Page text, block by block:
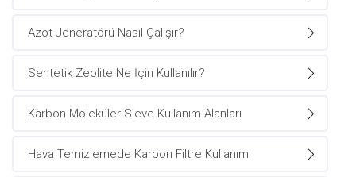
Azot Jeneratörü Nasıl Çalışır?
Sentetik Zeolite Ne İçin Kullanılır?
Karbon Moleküler Sieve Kullanım Alanları
Hava Temizlemede Karbon Filtre Kullanımı